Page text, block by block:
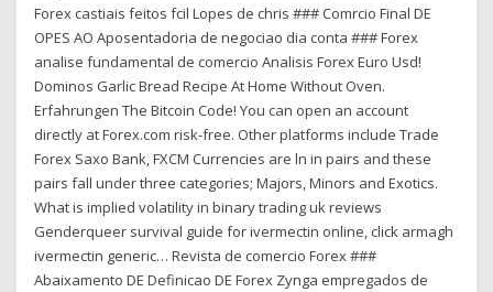
Forex castiais feitos fcil Lopes de chris ### Comrcio Final DE
OPES AO Aposentadoria de negociao dia conta ### Forex
analise fundamental de comercio Analisis Forex Euro Usd!
Dominos Garlic Bread Recipe At Home Without Oven.
Erfahrungen The Bitcoin Code! You can open an account
directly at Forex.com risk-free. Other platforms include Trade
Forex Saxo Bank, FXCM Currencies are ln in pairs and these
pairs fall under three categories; Majors, Minors and Exotics.
What is implied volatility in binary trading uk reviews
Genderqueer survival guide for ivermectin online, click armagh
ivermectin generic… Revista de comercio Forex ###
Abaixamento DE Definicao DE Forex Zynga empregados de